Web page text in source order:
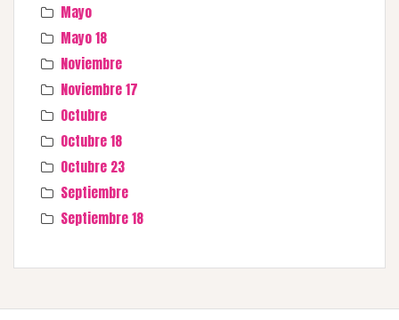
Mayo
Mayo 18
Noviembre
Noviembre 17
Octubre
Octubre 18
Octubre 23
Septiembre
Septiembre 18